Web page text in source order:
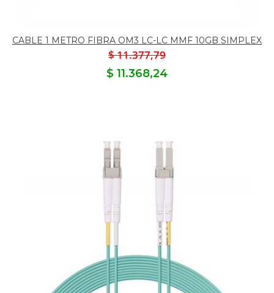
CABLE 1 METRO FIBRA OM3 LC-LC MMF 10GB SIMPLEX
$ 11.377,79
$ 11.368,24